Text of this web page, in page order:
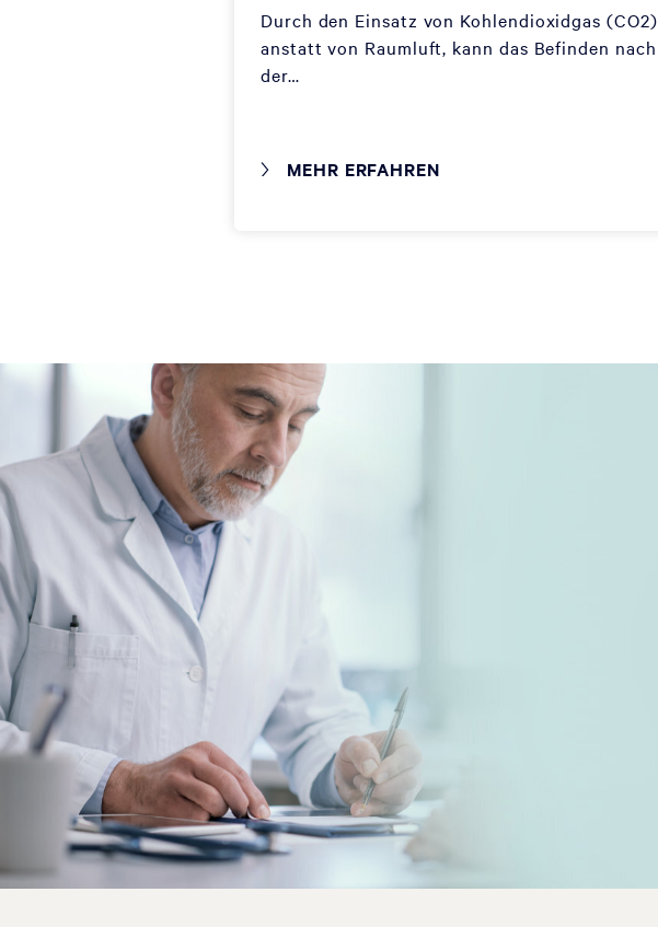
Durch den Einsatz von Kohlendioxidgas (CO2)
anstatt von Raumluft, kann das Befinden nach
der…
MEHR ERFAHREN